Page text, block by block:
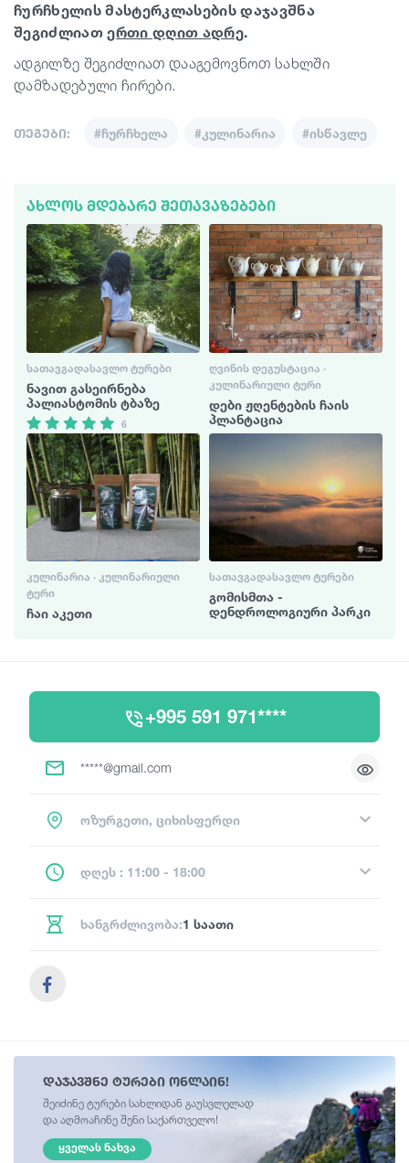
ჩურჩხელის მასტერკლასების დაჯავშნა
შეგიძლიათერთი დღით ადრე.
ადგილზე შეგიძლიათ დააგემოვნოთ სახლში
დამზადებული ჩირები.
თეგები: #ჩურჩხელა #კულინარია #ისწავლე
ᲐᲮᲚᲝᲡ ᲛᲓᲔᲑᲐᲠᲔ ᲨᲔᲗᲐᲕᲐᲖᲔᲑᲔᲑᲘ
ᲡᲐᲗᲐᲕᲒᲐᲓᲐᲡᲐᲕᲚᲝ ᲢᲣᲠᲔᲑᲘ
ნავით გასეირნება
პალიასტომის ტბაზე
6
ᲦᲕᲘᲜᲘᲡ ᲓᲔᲒᲣᲡᲢᲐᲪᲘᲐ ·
ᲙᲣᲚᲘᲜᲐᲠᲘᲣᲚᲘ ᲢᲣᲠᲘ
დები ჟღენტების ჩაის
პლანტაცია
ᲙᲣᲚᲘᲜᲐᲠᲘᲐ · ᲙᲣᲚᲘᲜᲐᲠᲘᲣᲚᲘ
ᲢᲣᲠᲘ
ჩაი აკეთი
ᲡᲐᲗᲐᲕᲒᲐᲓᲐᲡᲐᲕᲚᲝ ᲢᲣᲠᲔᲑᲘ
გომისმთა -
დენდროლოგიური პარკი
+995 591 971****
*****@gmail.com
ოზურგეთი, ციხისფერდი
დღეს : 11:00 - 18:00
ხანგრძლივობა:1 საათი
დაჯავშნე ტურები ონლაინ!
შეიძინე ტურები სახლიდან გაუსვლელად
და აღმოაჩინე შენი საქართველო!
ᲧᲕᲔᲚᲐᲡ ᲜᲐᲮᲕᲐ